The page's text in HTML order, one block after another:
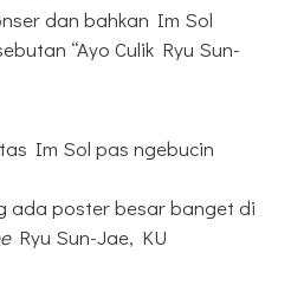
dan bahkan Im Sol
“Ayo Culik Ryu Sun-
Im Sol pas ngebucin
ada poster besar banget di
Ryu Sun-Jae, KU